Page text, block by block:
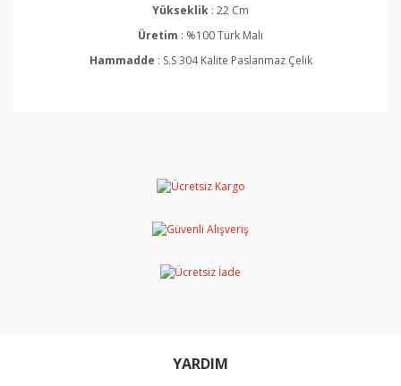
Yükseklik : 22 Cm
Üretim : %100 Türk Malı
Hammadde : S.S 304 Kalite Paslanmaz Çelik
Yorum Yaz
Ürün açıklamasında eksik bilgiler bulunuyor.
YARDIM